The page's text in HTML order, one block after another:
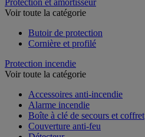
Voir toute la catégorie
Butoir de protection
Cornière et profilé
Protection incendie
Voir toute la catégorie
Accessoires anti-incendie
Alarme incendie
Boîte à clé de secours et coffret
Couverture anti-feu